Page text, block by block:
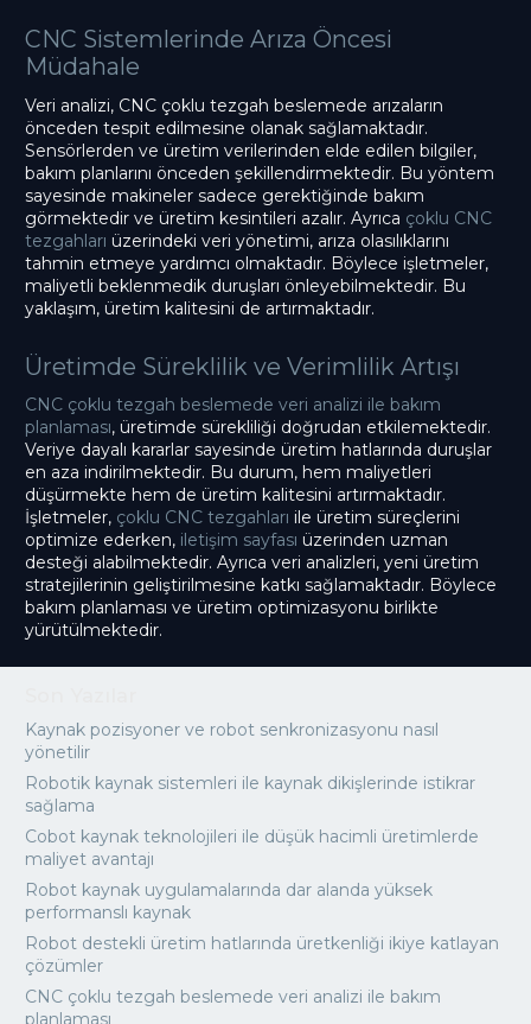
CNC Sistemlerinde Arıza Öncesi
Müdahale
Veri analizi, CNC çoklu tezgah beslemede arızaların
önceden tespit edilmesine olanak sağlamaktadır.
Sensörlerden ve üretim verilerinden elde edilen bilgiler,
bakım planlarını önceden şekillendirmektedir. Bu yöntem
sayesinde makineler sadece gerektiğinde bakım
görmektedir ve üretim kesintileri azalır. Ayrıca çoklu CNC
tezgahları üzerindeki veri yönetimi, arıza olasılıklarını
tahmin etmeye yardımcı olmaktadır. Böylece işletmeler,
maliyetli beklenmedik duruşları önleyebilmektedir. Bu
yaklaşım, üretim kalitesini de artırmaktadır.
Üretimde Süreklilik ve Verimlilik Artışı
CNC çoklu tezgah beslemede veri analizi ile bakım
planlaması, üretimde sürekliliği doğrudan etkilemektedir.
Veriye dayalı kararlar sayesinde üretim hatlarında duruşlar
en aza indirilmektedir. Bu durum, hem maliyetleri
düşürmekte hem de üretim kalitesini artırmaktadır.
İşletmeler, çoklu CNC tezgahları ile üretim süreçlerini
optimize ederken, iletişim sayfası üzerinden uzman
desteği alabilmektedir. Ayrıca veri analizleri, yeni üretim
stratejilerinin geliştirilmesine katkı sağlamaktadır. Böylece
bakım planlaması ve üretim optimizasyonu birlikte
yürütülmektedir.
Kaynak pozisyoner ve robot senkronizasyonu nasıl
yönetilir
Robotik kaynak sistemleri ile kaynak dikişlerinde istikrar
sağlama
Cobot kaynak teknolojileri ile düşük hacimli üretimlerde
maliyet avantajı
Robot kaynak uygulamalarında dar alanda yüksek
performanslı kaynak
Robot destekli üretim hatlarında üretkenliği ikiye katlayan
çözümler
CNC çoklu tezgah beslemede veri analizi ile bakım